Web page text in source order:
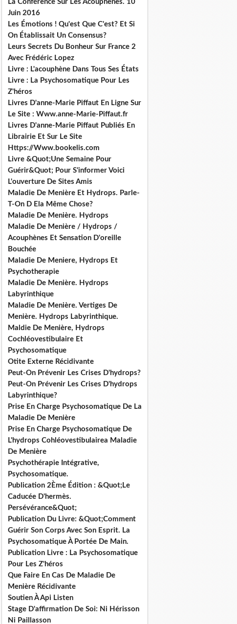
La Conférence Sur Les Acouphènes. 10
Juin 2016
Les Émotions ! Qu'est Que C'est? Et Si
On Établissait Un Consensus?
Leurs Secrets Du Bonheur Sur France 2
Avec Frédéric Lopez
Livre : L'acouphène Dans Tous Ses États
Livre : La Psychosomatique Pour Les
Z'héros
Livres D'anne-Marie Piffaut En Ligne Sur
Le Site : Www.anne-Marie-Piffaut.fr
Livres D'anne-Marie Piffaut Publiés En
Librairie Et Sur Le Site
Https://Www.bookelis.com
Livre &Quot;Une Semaine Pour
Guérir&Quot; Pour S'informer Voici
L'ouverture De Sites Amis
Maladie De Menière Et Hydrops. Parle-
T-On D Ela Même Chose?
Maladie De Menière. Hydrops
Maladie De Menière / Hydrops /
Acouphènes Et Sensation D'oreille
Bouchée
Maladie De Meniere, Hydrops Et
Psychotherapie
Maladie De Menière. Hydrops
Labyrinthique
Maladie De Menière. Vertiges De
Menière. Hydrops Labyrinthique.
Maldie De Menière, Hydrops
Cochléovestibulaire Et
Psychosomatique
Otite Externe Récidivante
Peut-On Prévenir Les Crises D'hydrops?
Peut-On Prévenir Les Crises D'hydrops
Labyrinthique?
Prise En Charge Psychosomatique De La
Maladie De Menière
Prise En Charge Psychosomatique De
L'hydrops Cohléovestibulairea Maladie
De Menière
Psychothérapie Intégrative,
Psychosomatique.
Publication 2Ème Édition : &Quot;Le
Caducée D'hermès.
Persévérance&Quot;
Publication Du Livre: &Quot;Comment
Guérir Son Corps Avec Son Esprit. La
Psychosomatique À Portée De Main.
Publication Livre : La Psychosomatique
Pour Les Z'héros
Que Faire En Cas De Maladie De
Menière Récidivante
Soutien À Api Listen
Stage D'affirmation De Soi: Ni Hérisson
Ni Paillasson